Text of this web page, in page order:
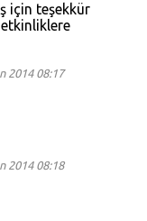
için teşekkür
2014 08:17
2014 08:18